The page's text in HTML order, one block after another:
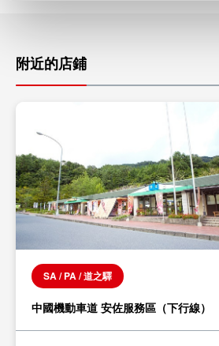
附近的店鋪
SA / PA / 道之驛
中國機動車道 安佐服務區（下行線）